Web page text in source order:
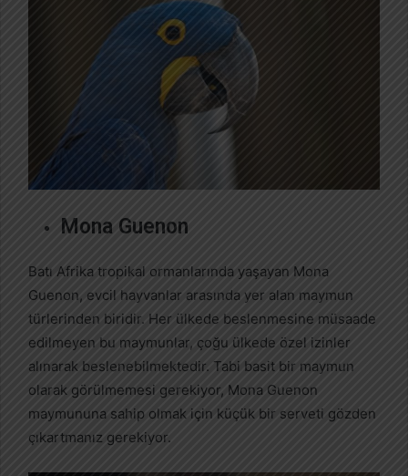
Mona Guenon
Batı Afrika tropikal ormanlarında yaşayan Mona
Guenon, evcil hayvanlar arasında yer alan maymun
türlerinden biridir. Her ülkede beslenmesine müsaade
edilmeyen bu maymunlar, çoğu ülkede özel izinler
alınarak beslenebilmektedir. Tabi basit bir maymun
olarak görülmemesi gerekiyor, Mona Guenon
maymununa sahip olmak için küçük bir serveti gözden
çıkartmanız gerekiyor.